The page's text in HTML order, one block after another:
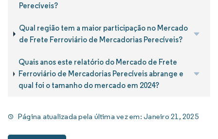
Perecíveis?
Qual região tem a maior participação no Mercado
de Frete Ferroviário de Mercadorias Perecíveis?
Quais anos este relatório do Mercado de Frete
Ferroviário de Mercadorias Perecíveis abrange e
qual foi o tamanho do mercado em 2024?
Página atualizada pela última vez em:Janeiro 21, 2025